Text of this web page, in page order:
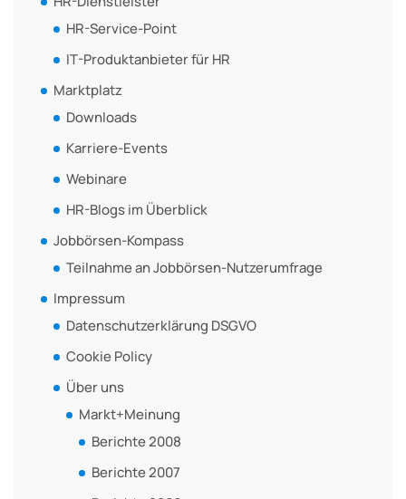
HR-Service-Point
IT-Produktanbieter für HR
Marktplatz
Downloads
Karriere-Events
Webinare
HR-Blogs im Überblick
Jobbörsen-Kompass
Teilnahme an Jobbörsen-Nutzerumfrage
Impressum
Datenschutzerklärung DSGVO
Cookie Policy
Über uns
Markt+Meinung
Berichte 2008
Berichte 2007